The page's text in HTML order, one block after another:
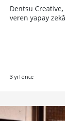
Dentsu
veren yapay
3 yıl önce